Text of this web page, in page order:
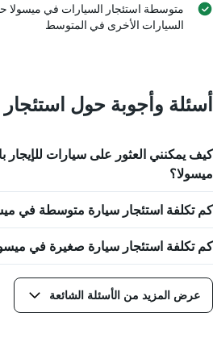
السيارات الأخرى في المتوسط
أسئلة وأجوبة حول
كيف يمكنني العثور على سيارات
ميسولا؟
كم تكلفة استئجار سيارة متوسطة في
كم تكلفة استئجار سيارة صغيرة في
عرض المزيد من الأسئلة الشائعة